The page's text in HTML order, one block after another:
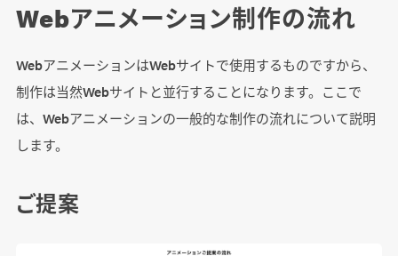
Webアニメーション制作の流れ
WebアニメーションはWebサイトで使用するものですから、
制作は当然Webサイトと並行することになります。ここで
は、Webアニメーションの一般的な制作の流れについて説明
します。
ご提案